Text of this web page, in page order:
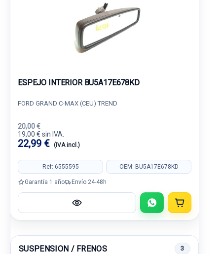
ESPEJO INTERIOR BU5A17E678KD
FORD GRAND C-MAX (CEU) TREND
20,00 €
19,00 € sin IVA.
22,99 € (IVA incl.)
Ref: 6555595 OEM: BU5A17E678KD
Garantía 1 año Envío 24-48h
SUSPENSION / FRENOS 3